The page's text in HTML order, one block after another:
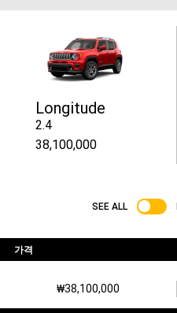
Longitude
2.4
38,100,000
SEE ALL
가격
₩38,100,000